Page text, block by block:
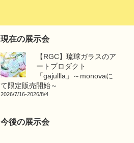
現在の展示会
【RGC】琉球ガラスのア
ートプロダクト
「gajullla」～monovaに
て限定販売開始～
2026/7/16-2026/8/4
今後の展示会